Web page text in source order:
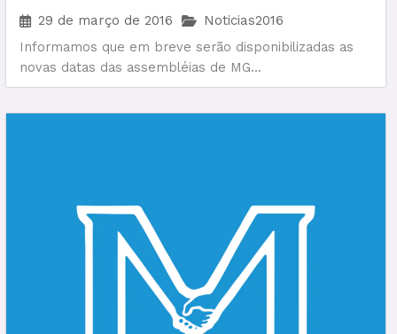
29 de março de 2016
Noticias2016
Informamos que em breve serão disponibilizadas as
novas datas das assembléias de MG...